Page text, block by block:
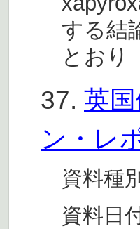
する結
とおり
37. 英
ン・レ
資料種
資料日